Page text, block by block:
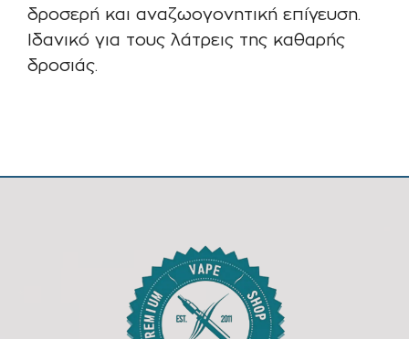
δροσερή και αναζωογονητική επίγευση.
Ιδανικό για τους λάτρεις της καθαρής
δροσιάς.